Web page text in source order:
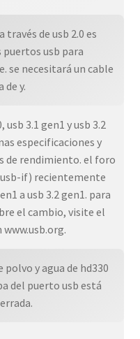
través de usb 2.0 es
puertos usb para
se necesitará un cable
de y.
usb 3.1 gen1 y usb 3.2
especificaciones y
de rendimiento. el foro
if) recientemente
a usb 3.2 gen1. para
el cambio, visite el
polvo y agua de hd330
del puerto usb está